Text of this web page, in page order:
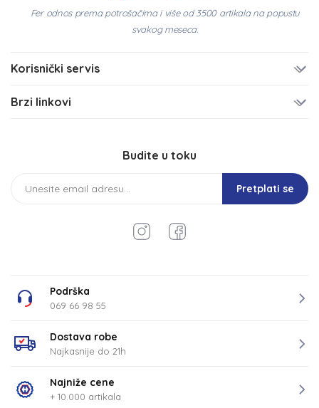
Fer odnos prema potrošačima i više od 3500 artikala na popustu
svakog meseca.
Korisnički servis
Brzi linkovi
Budite u toku
Pretplati se
Podrška
069 66 98 55
Dostava robe
Najkasnije do 21h
Najniže cene
+ 10.000 artikala